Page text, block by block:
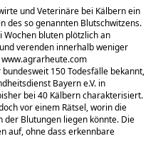
und Veterinäre bei Kälbern ein
des so genannten Blutschwitzens.
Wochen bluten plötzlich an
verenden innerhalb weniger
150 Todesfälle bekannt,
Bayern e.V. in
bei 40 Kälbern charakterisiert.
vor einem Rätsel, worin die
Blutungen liegen könnte. Die
auf, ohne dass erkennbare